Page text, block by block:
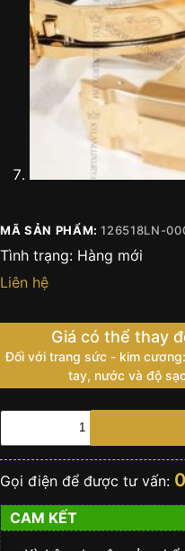
MÃ SẢN PHẨM:126518LN-
Tình trạng: Hàng mới
Liên hệ
Giá có thể thay
Đối với trang sức - kim
tay, nước và độ
Đồng
Rolex
Daytona
mặt
số
trắng
Gọi điện để được tư vấn:
CAM KẾT